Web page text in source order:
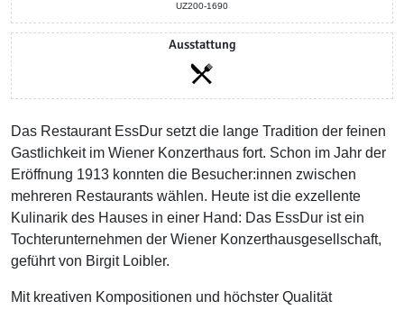
UZ200-1690
Ausstattung
Das Restaurant EssDur setzt die lange Tradition der feinen
Gastlichkeit im Wiener Konzerthaus fort. Schon im Jahr der
Eröffnung 1913 konnten die Besucher:innen zwischen
mehreren Restaurants wählen. Heute ist die exzellente
Kulinarik des Hauses in einer Hand: Das EssDur ist ein
Tochterunternehmen der Wiener Konzerthausgesellschaft,
geführt von Birgit Loibler.
Mit kreativen Kompositionen und höchster Qualität